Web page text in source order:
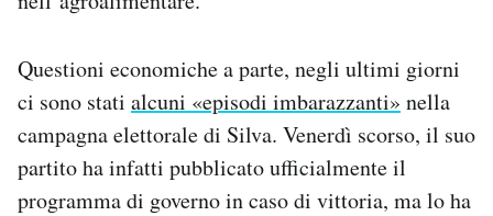
Questioni economiche a parte, negli ultimi giorni
ci sono stati alcuni «episodi imbarazzanti» nella
campagna elettorale di Silva. Venerdì scorso, il suo
partito ha infatti pubblicato ufficialmente il
programma di governo in caso di vittoria, ma lo ha